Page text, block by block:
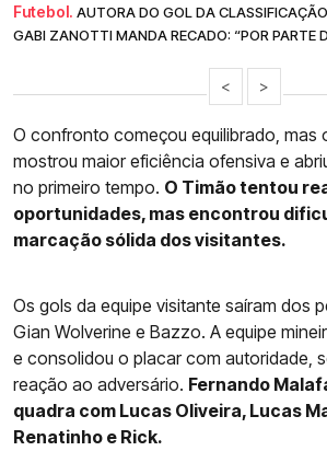
Futebol. AUTORA DO GOL DA
GABI ZANOTTI MANDA RECADO: “POR PARTE
< >
O confronto começou equilibrado, mas
mostrou maior eficiência ofensiva e
no primeiro tempo. O Timão tentou
oportunidades, mas encontrou
marcação sólida dos visitantes.
Os gols da equipe visitante saíram dos
Gian Wolverine e Bazzo. A equipe
e consolidou o placar com autoridade,
reação ao adversário. Fernando
quadra com Lucas Oliveira, Lucas
Renatinho e Rick.